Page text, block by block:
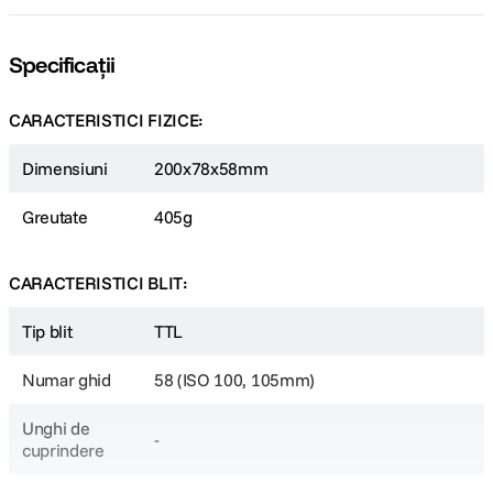
Specificații
CARACTERISTICI FIZICE:
Dimensiuni 200x78x58mm
Greutate 405g
CARACTERISTICI BLIT:
Tip blit TTL
Numar ghid 58 (ISO 100, 105mm)
Unghi de
cuprindere
-